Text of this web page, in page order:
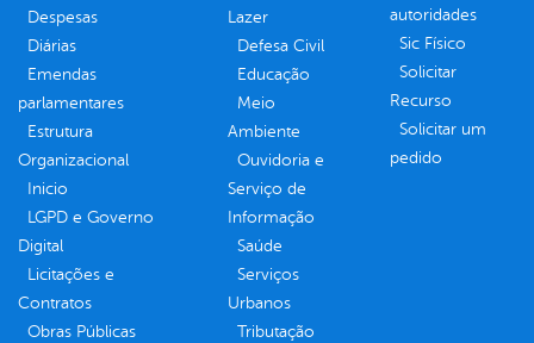
Despesas
Diárias
Emendas
parlamentares
Estrutura
Organizacional
Inicio
LGPD e Governo
Digital
Licitações e
Contratos
Obras Públicas
Lazer
Defesa Civil
Educação
Meio
Ambiente
Ouvidoria e
Serviço de
Informação
Saúde
Serviços
Urbanos
Tributação
autoridades
Sic Físico
Solicitar
Recurso
Solicitar um
pedido